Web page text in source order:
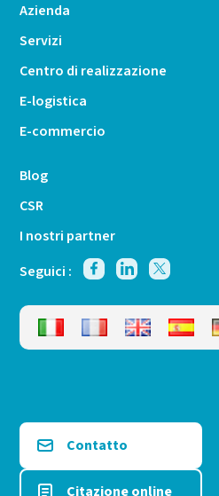
Azienda
Servizi
Centro di realizzazione
E-logistica
E-commercio
Blog
CSR
I nostri partner
Seguici :
Contatto
Citazione online